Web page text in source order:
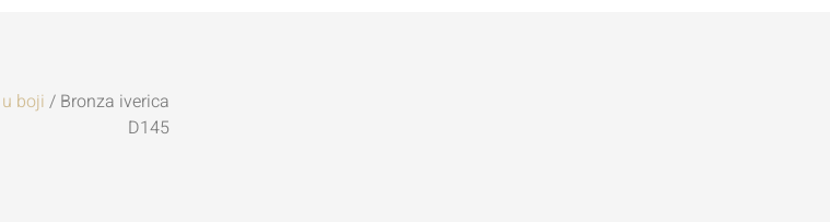
boji / Bronza iverica
D145